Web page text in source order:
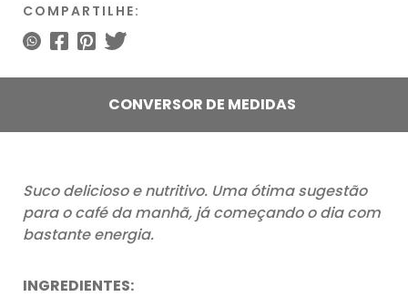
COMPARTILHE:
CONVERSOR DE MEDIDAS
Suco delicioso e nutritivo. Uma ótima sugestão
para o café da manhã, já começando o dia com
bastante energia.
INGREDIENTES: